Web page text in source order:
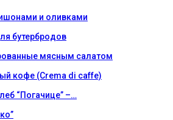
и оливками
бутербродов
мясным салатом
кофе (Crema di caffe)
“Погачице” –…